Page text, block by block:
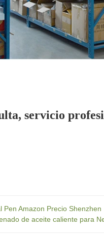
servicio
Amazon Precio Shenzhen
de aceite caliente para